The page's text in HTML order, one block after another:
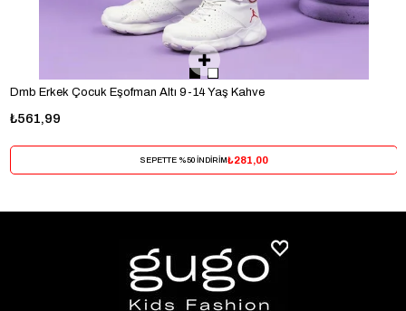
Dmb Erkek Çocuk Eşofman Altı 9-14 Yaş Kahve
₺561,99
SEPETTE %50 İNDİRİM₺281,00